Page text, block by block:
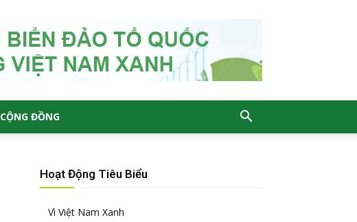
CỘNG ĐỒNG
Hoạt Động Tiêu Biểu
Vì Việt Nam Xanh